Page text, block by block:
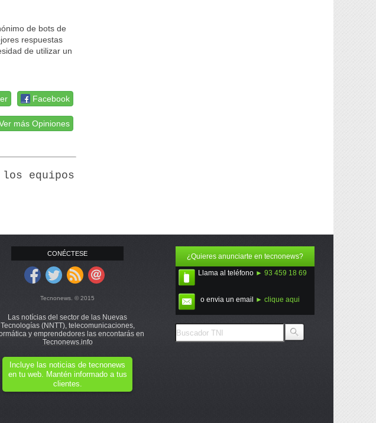
de bots de
respuestas
de utilizar un
Facebook
más Opiniones
equipos
CONÉCTESE
Tecnonews. © 2015
Las notícias del sector de las Nuevas
Tecnologías (NNTT), telecomunicaciones,
y emprendedores las encontarás en
Tecnonews.info
Incluye las noticias de tecnonews
en tu web. Mantén informado a tus
clientes.
¿Quieres anunciarte en tecnonews?
Llama al teléfono ► 93 459 18 69
o envia un email ► clique aqui